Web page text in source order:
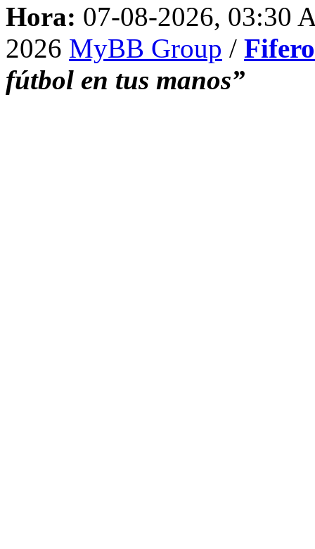
Hora: 07-08-2026, 03:30
2026 MyBB Group /
fútbol en tus manos”